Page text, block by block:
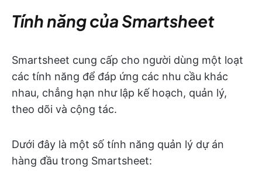
Tính năng của Smartsheet
Smartsheet cung cấp cho người dùng một loạt
các tính năng để đáp ứng các nhu cầu khác
nhau, chẳng hạn như lập kế hoạch, quản lý,
theo dõi và cộng tác.
Dưới đây là một số tính năng quản lý dự án
hàng đầu trong Smartsheet: